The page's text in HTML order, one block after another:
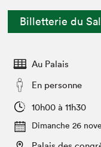
Espace
Espace
Actualités
SLM PRO
Préparer sa
Salon dans la
Projets
Billetterie du
Au Palais
En personne
10h00 à 11h30
Dimanche 26